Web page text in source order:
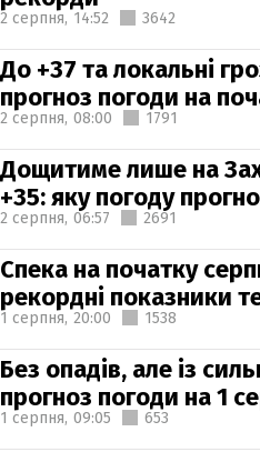
2 серпня, 14:52 3642
До +37 та локальні
прогноз погоди на
2 серпня, 08:00 1791
Дощитиме лише на
+35: яку погоду
2 серпня, 06:57 2691
Спека на початку
рекордні показники
1 серпня, 20:00 1538
Без опадів, але із
прогноз погоди на 1
1 серпня, 09:05 653